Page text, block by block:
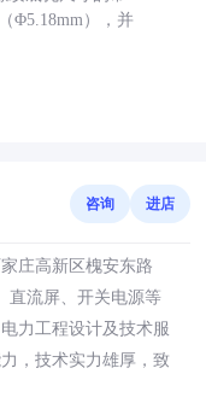
Φ5.18mm），并
咨询 进店
庄高新区槐安东路
直流屏、开关电源等
力工程设计及技术服
，技术实力雄厚，致